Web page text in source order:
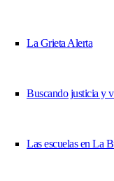
La Grieta Alerta
Buscando justicia y
Las escuelas en La